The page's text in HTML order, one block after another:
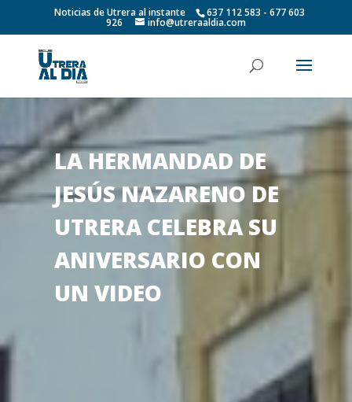
Noticias de Utrera al instante 637 112 583 - 677 603
926 info@utreraaldia.com
LA HERMANDAD DE
JESÚS NAZARENO DE
UTRERA CELEBRA SU
ANIVERSARIO CON
UN VIDEO